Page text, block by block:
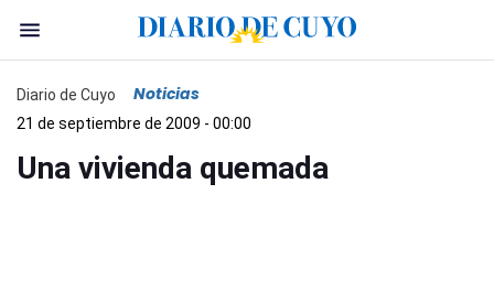
Diario de Cuyo Noticias
21 de septiembre de 2009 - 00:00
Una vivienda quemada